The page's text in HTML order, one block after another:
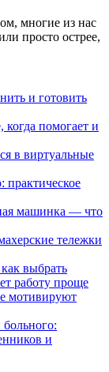
многие из нас
просто острее,
и готовить
когда помогает и
в виртуальные
практическое
машинка — что
тележки
выбрать
работу проще
мотивируют
и